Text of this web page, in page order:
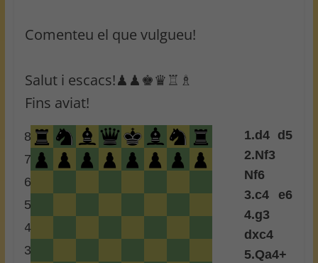
Comenteu el que vulgueu!
Salut i escacs!♟♟♚♛♖♗
Fins aviat!
3
4
5
6
7
8 1.d4
d5
2.Nf3
Nf6
3.c4
e6
4.g3
dxc4
5.Qa4+